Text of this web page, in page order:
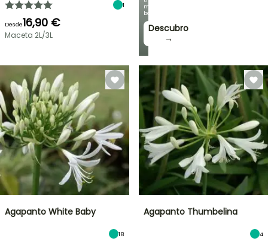
más
bonitas!
Descubro
→
1
Desde16,90 €
Maceta 2L/3L
Agapanto White Baby
18
Agapanto Thumbelina
4